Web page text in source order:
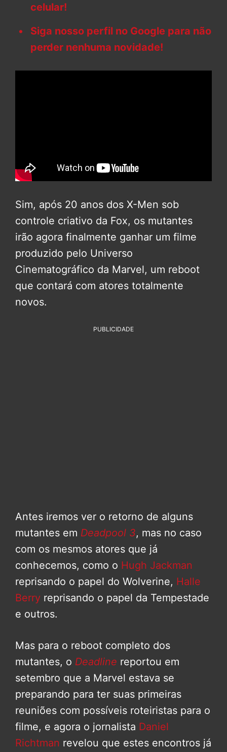
celular!
Siga nosso perfil no Google para não
perder nenhuma novidade!
Sim, após 20 anos dos X-Men sob
controle criativo da Fox, os mutantes
irão agora finalmente ganhar um filme
produzido pelo Universo
Cinematográfico da Marvel, um reboot
que contará com atores totalmente
novos.
PUBLICIDADE
Antes iremos ver o retorno de alguns
mutantes em Deadpool 3, mas no caso
com os mesmos atores que já
conhecemos, como o Hugh Jackman
reprisando o papel do Wolverine, Halle
Berry reprisando o papel da Tempestade
e outros.
Mas para o reboot completo dos
mutantes, o Deadline reportou em
setembro que a Marvel estava se
preparando para ter suas primeiras
reuniões com possíveis roteiristas para o
filme, e agora o jornalista Daniel
Richtman revelou que estes encontros já